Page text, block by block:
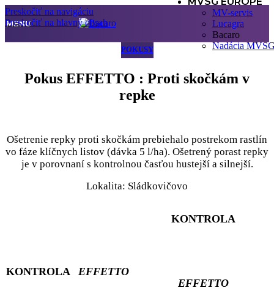
Preskočiť na navigáciu
Preskočiť na hlavný obsah
MENU
MV-servis
Lucagra
Bacaro
Nadácia
POKUSY
Pokus EFFETTO : Proti skočkám v
repke
Ošetrenie repky proti skočkám prebiehalo postrekom rastlín
vo fáze klíčnych listov (dávka 5 l/ha). Ošetrený porast repky
je v porovnaní s kontrolnou časťou hustejší a silnejší.
Lokalita: Sládkovičovo
KONTROLA EFFETTO
KONTROLA
EFFETTO